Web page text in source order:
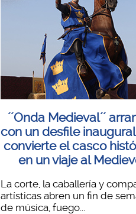
´´Onda Medieval´´
con un desfile
convierte el casco
en un viaje al
La corte, la caballería y
artísticas abren un fin de
de música, fuego...